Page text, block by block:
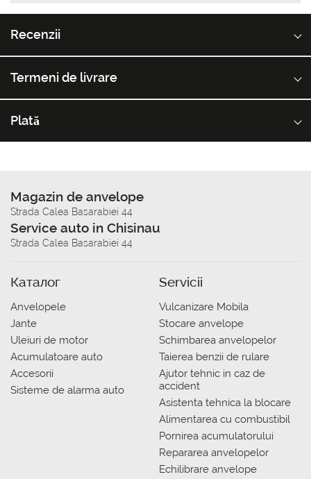
Recenzii
Termeni de livrare
Plată
Magazin de anvelope
Strada Calea Basarabiei 44
Service auto in Chisinau
Strada Calea Basarabiei 44
Каталог
Anvelopele
Jante
Uleiuri de motor
Acumulatoare auto
Accesorii
Sisteme de alarma auto
Servicii
Vulcanizare Mobila
Stocare anvelope
Schimbarea anvelopelor
Taierea benzii de rulare
Ajutor tehnic in caz de
accident
Asistenta tehnica la blocare
Alimentarea cu combustibil
Pornirea acumulatorului
Repararea anvelopelor
Echilibrare anvelope